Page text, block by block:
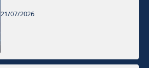
21/07/2026